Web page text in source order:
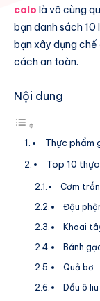
calo là vô cùng
bạn danh sách
bạn xây dựng
cách an toàn.
Nội dung
Thực phẩm
Top 10
Cơm
Đậu
Khoai
Bánh
Quả bơ
Dầu ô liu